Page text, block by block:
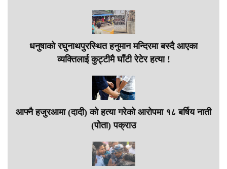
धनुषाको रघुनाथपुरस्थित हनुमान मन्दिरमा बस्दै आएका
व्यक्तिलाई कुट्टीमै घाँटी रेटेर हत्या !
आफ्नै हजुरआमा (दादी) को हत्या गरेको आरोपमा १८ बर्षिय नाती
(पोता) पक्राउ